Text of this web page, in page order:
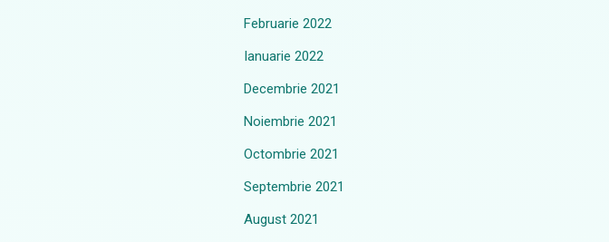
Februarie 2022
Ianuarie 2022
Decembrie 2021
Noiembrie 2021
Octombrie 2021
Septembrie 2021
August 2021